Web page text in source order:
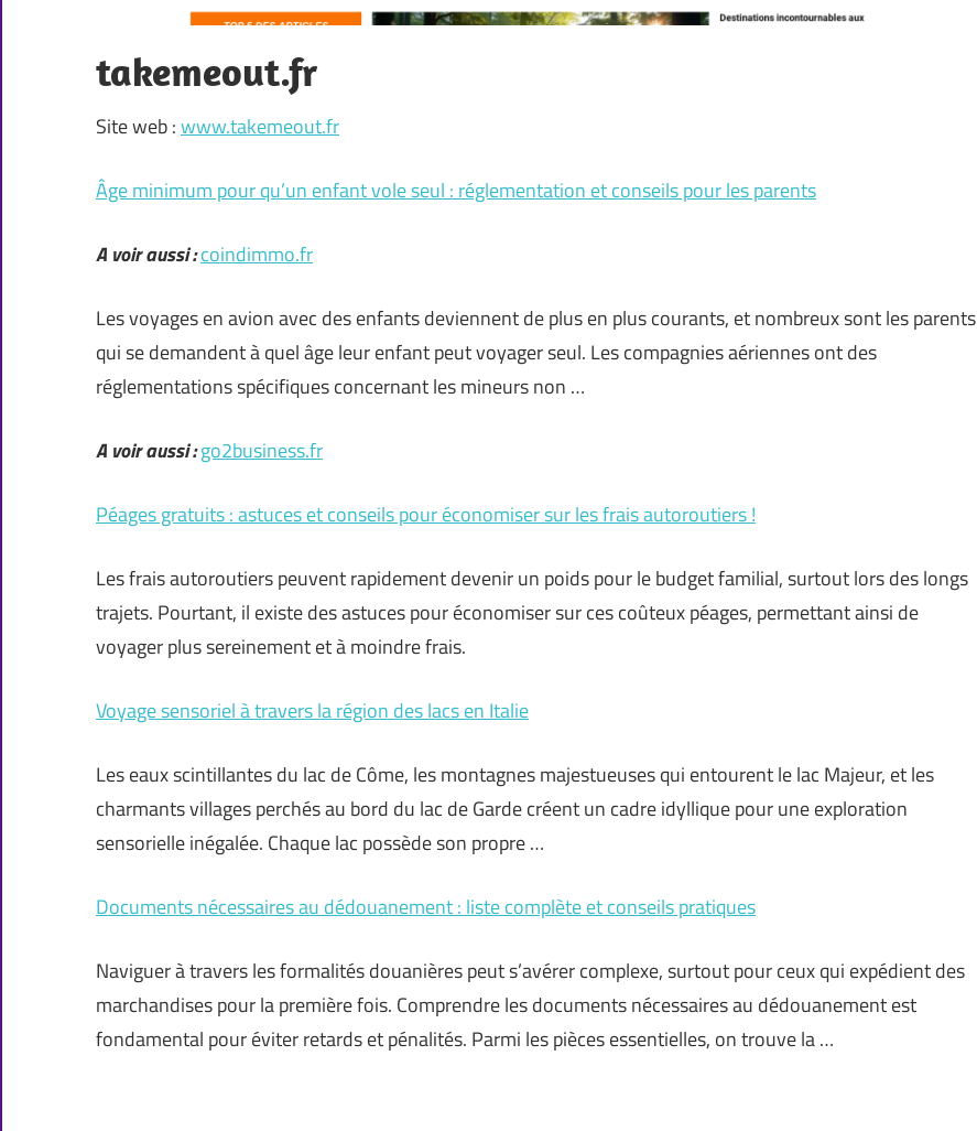
takemeout.fr
Site web :www.takemeout.fr
Âge minimum pour qu’un enfant vole seul : réglementation et conseils pour les parents
A voir aussi :coindimmo.fr
Les voyages en avion avec des enfants deviennent de plus en plus courants, et nombreux sont les parents
qui se demandent à quel âge leur enfant peut voyager seul. Les compagnies aériennes ont des
réglementations spécifiques concernant les mineurs non …
A voir aussi :go2business.fr
Péages gratuits : astuces et conseils pour économiser sur les frais autoroutiers !
Les frais autoroutiers peuvent rapidement devenir un poids pour le budget familial, surtout lors des longs
trajets. Pourtant, il existe des astuces pour économiser sur ces coûteux péages, permettant ainsi de
voyager plus sereinement et à moindre frais.
Voyage sensoriel à travers la région des lacs en Italie
Les eaux scintillantes du lac de Côme, les montagnes majestueuses qui entourent le lac Majeur, et les
charmants villages perchés au bord du lac de Garde créent un cadre idyllique pour une exploration
sensorielle inégalée. Chaque lac possède son propre …
Documents nécessaires au dédouanement : liste complète et conseils pratiques
Naviguer à travers les formalités douanières peut s’avérer complexe, surtout pour ceux qui expédient des
marchandises pour la première fois. Comprendre les documents nécessaires au dédouanement est
fondamental pour éviter retards et pénalités. Parmi les pièces essentielles, on trouve la …